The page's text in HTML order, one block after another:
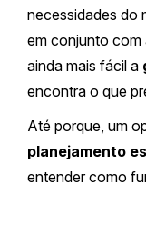
necessidades do
em conjunto com
ainda mais fácil a
encontra o que
Até porque, um
planejamento
entender como